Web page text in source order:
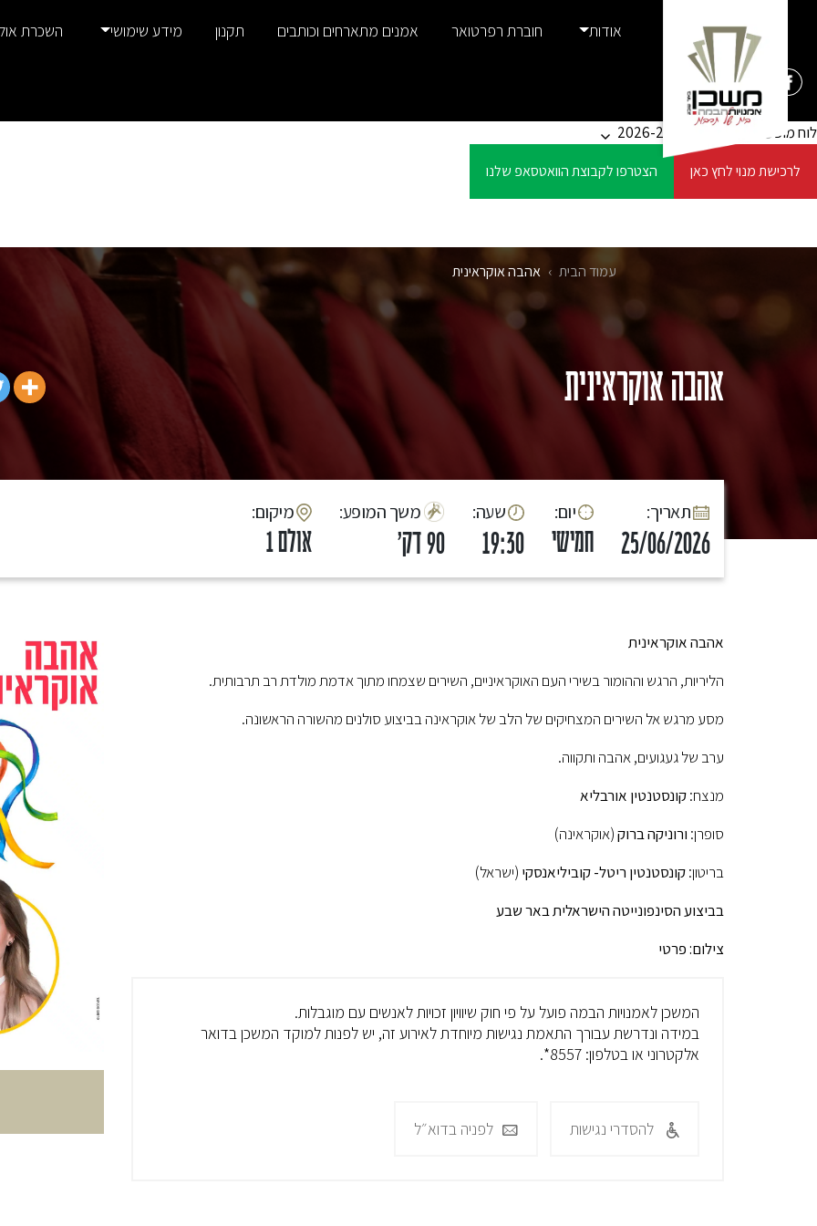
אודות חוברת רפרטואר אמנים מתארחים וכותבים תקנון מידע שימושי השכרת
לוח מופעים סדרות ומנויים 2026-27
לרכישת מנוי לחץ כאן הצטרפו לקבוצת הוואטסאפ שלנו
עמוד הבית › אהבה אוקראינית
אהבה אוקראינית
:תאריך
25/06/2026
:יום
חמישי
:שעה
19:30
:משך המופע
90 דק'
:מיקום
אולם 1
אהבה אוקראינית
הליריות, הרגש וההומור בשירי העם האוקראיניים, השירים שצמחו מתוך אדמת מולדת רב תרבותית.
מסע מרגש אל השירים המצחיקים של הלב של אוקראינה בביצוע סולנים מהשורה הראשונה.
ערב של געגועים, אהבה ותקווה.
מנצח:קונסטנטין אורבליא
סופרן: ורוניקה ברוק(אוקראינה)
בריטון:קונסטנטין ריטל- קוביליאנסקי (ישראל)
בביצוע הסינפונייטה הישראלית באר שבע
צילום: פרטי
המשכן לאמנויות הבמה פועל על פי חוק שיוויון זכויות לאנשים עם מוגבלות.
במידה ונדרשת עבורך התאמת נגישות מיוחדת לאירוע זה, יש לפנות למוקד המשכן בדואר
אלקטרוני או בטלפון: 8557*.
להסדרי נגישות לפניה בדוא״ל